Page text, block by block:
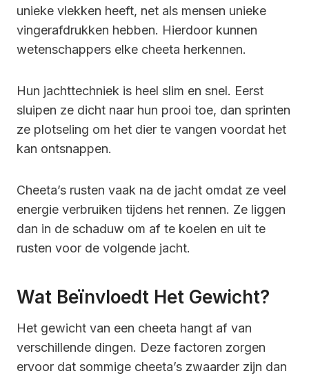
unieke vlekken heeft, net als mensen unieke
vingerafdrukken hebben. Hierdoor kunnen
wetenschappers elke cheeta herkennen.
Hun jachttechniek is heel slim en snel. Eerst
sluipen ze dicht naar hun prooi toe, dan sprinten
ze plotseling om het dier te vangen voordat het
kan ontsnappen.
Cheeta’s rusten vaak na de jacht omdat ze veel
energie verbruiken tijdens het rennen. Ze liggen
dan in de schaduw om af te koelen en uit te
rusten voor de volgende jacht.
Wat Beïnvloedt Het Gewicht?
Het gewicht van een cheeta hangt af van
verschillende dingen. Deze factoren zorgen
ervoor dat sommige cheeta’s zwaarder zijn dan